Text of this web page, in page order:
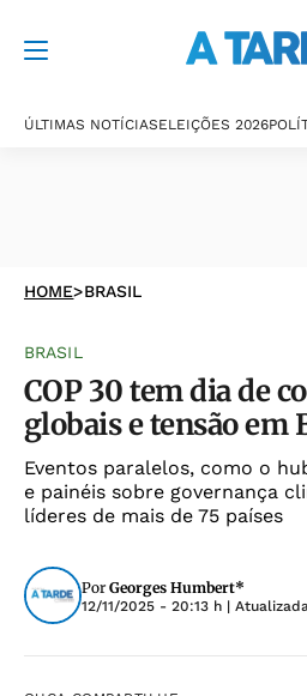
ÚLTIMAS NOTÍCIASELEIÇÕES 2026
HOME>BRASIL
BRASIL
COP 30 tem dia de
globais e tensão em
Eventos paralelos, como o
e painéis sobre governança
líderes de mais de 75 países
Por Georges Humbert*
12/11/2025 - 20:13 h |